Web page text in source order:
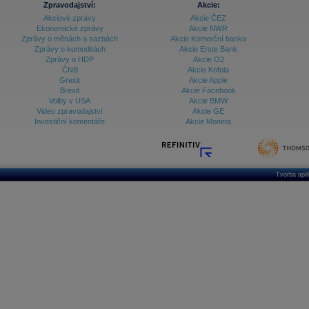
Databanka - Ekonomický růst
Databanka - Indexy
Databanka - Měnové kurzy
Databanka - Trh práce
Databanka - Úrokové sazby
Databanka - Veřejné rozpočty
Databanka akcie - Svět
Zpravodajství:
Akciové zprávy
Ekonomické zprávy
Zprávy o měnách a sazbách
Zprávy o komoditách
Zprávy o HDP
ČNB
Grexit
Brexit
Volby v USA
Video zpravodajství
Investiční komentáře
Akcie:
Akcie ČEZ
Akcie NWR
Akcie Komerční banka
Akcie Erste Bank
Akcie O2
Akcie Kofola
Akcie Apple
Akcie Facebook
Akcie BMW
Akcie GE
Akcie Moneta
Tvorba